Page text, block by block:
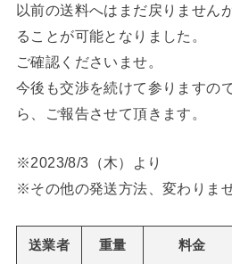
以前の送料へはまだ戻りません
ることが可能となりました。
ご確認くださいませ。
今後も交渉を続けて参りますの
ら、ご報告させて頂きます。
※2023/8/3（木）より
※その他の発送方法、変わりませ
送業者 重量 料金